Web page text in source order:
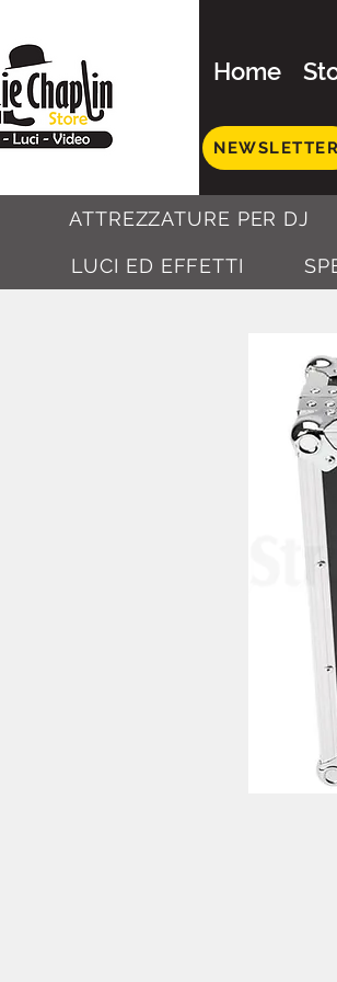
Home
NEWSLETTER
ATTREZZATURE PER DJ
LUCI ED EFFETTI